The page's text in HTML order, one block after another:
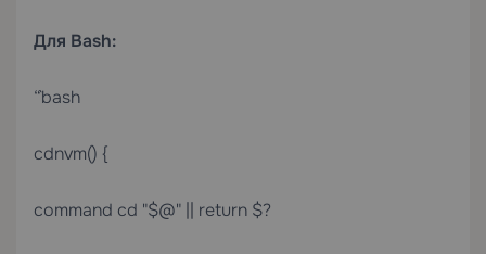
Для Bash:
“`bash
cdnvm() {
command cd "$@" || return $?